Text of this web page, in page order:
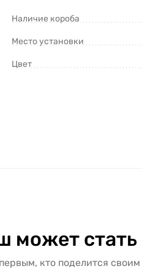
Наличие короба
Место установки
Цвет
может
кто поделится